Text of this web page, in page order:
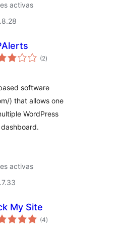
activas
(2valoraciones
en
)
software
) that allows one
WordPress
activas
My Site
(4valoraciones
en
)